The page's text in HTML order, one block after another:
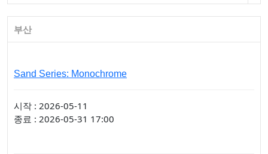
부산
Sand Series: Monochrome
시작 : 2026-05-11
종료 : 2026-05-31 17:00